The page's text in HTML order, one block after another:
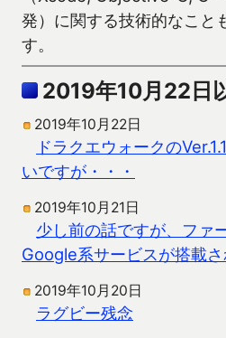
発）に関する技術的なこと
す。
2019年10月22日
2019年10月22日
ドラクエウォークの
いですが・・・
2019年10月21日
少し前の話ですが、ファ
Google系サービスが搭載
2019年10月20日
ラグビー残念